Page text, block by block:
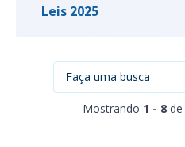
Leis 2025
Mostrando 1 - 8 de